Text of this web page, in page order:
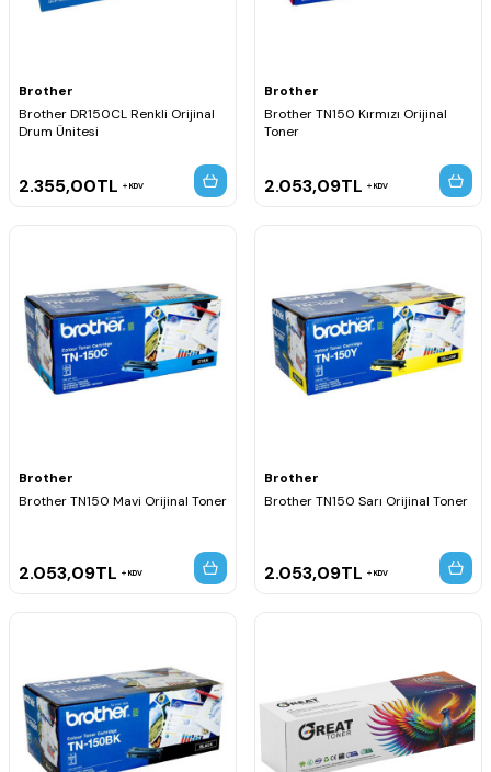
Brother
Brother DR150CL Renkli Orijinal
Drum Ünitesi
2.355,00TL KDV
Brother
Brother TN150 Kırmızı Orijinal
Toner
2.053,09TL KDV
Brother
Brother TN150 Mavi Orijinal Toner
2.053,09TL KDV
Brother
Brother TN150 Sarı Orijinal Toner
2.053,09TL KDV